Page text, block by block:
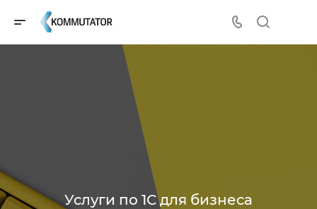
Услуги по 1С для бизнеса